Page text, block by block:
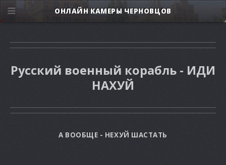
Русский военный корабль - ИДИ
НАХУЙ
А ВООБЩЕ - НЕХУЙ ШАСТАТЬ
ОНЛАЙН КАМЕРЫ ЧЕРНОВЦОВ